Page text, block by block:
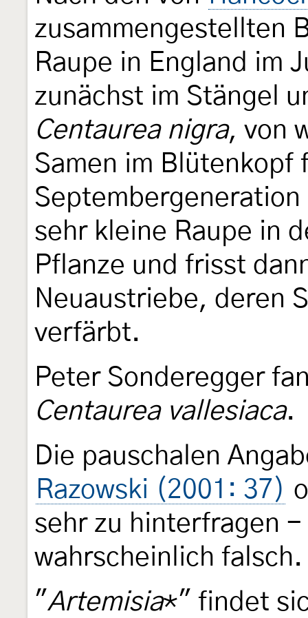
zusammengestellten
Raupe in England im
zunächst im Stängel
Centaurea nigra, von
Samen im Blütenkopf
sehr kleine Raupe in
Pflanze und frisst
Neuaustriebe, deren
verfärbt.
Peter Sonderegger
Centaurea vallesiaca.
Die pauschalen
Razowski (2001: 37)
sehr zu hinterfragen
wahrscheinlich falsch.
"Artemisia*" findet